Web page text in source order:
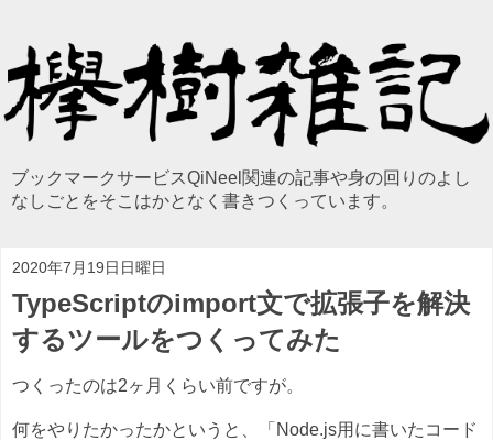
ブックマークサービスQiNeel関連の記事や身の回りのよし
なしごとをそこはかとなく書きつくっています。
2020年7月19日日曜日
TypeScriptのimport文で拡張子を解決
するツールをつくってみた
つくったのは2ヶ月くらい前ですが。
何をやりたかったかというと、「Node.js用に書いたコード